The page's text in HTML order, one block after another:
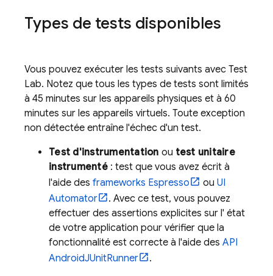
Types de tests disponibles
Vous pouvez exécuter les tests suivants avec Test
Lab. Notez que tous les types de tests sont limités
à 45 minutes sur les appareils physiques et à 60
minutes sur les appareils virtuels. Toute exception
non détectée entraîne l'échec d'un test.
Test d'instrumentation ou test unitaire
instrumenté: test que vous avez écrit à
l'aide des frameworks Espresso ou UI
Automator
. Avec ce test, vous pouvez
effectuer des assertions explicites sur l' état
de votre application pour vérifier que la
fonctionnalité est correcte à l'aide des API
AndroidJUnitRunner
.